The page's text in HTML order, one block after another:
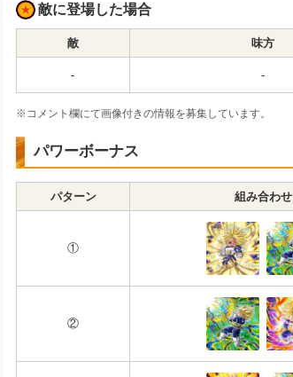
敵に登場した場合
敵 味方
- -
※コメント欄にて画像付きの情報を募集しています。
パワーボーナス
パターン 組み合わせ
①
②